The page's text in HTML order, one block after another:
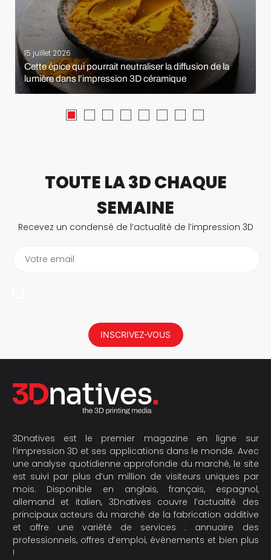
15 juillet 2026
Cette épice qui pourrait neutraliser la diffusion de la
lumière dans l’impression 3D céramique
TOUTE LA 3D CHAQUE
SEMAINE
Recevez un condensé de l’actualité de l’impression 3D
Votre email
INSCRIVEZ-VOUS
3Dnatives est le premier magazine en ligne sur
l’impression 3D et ses applications dans le monde. Avec
une analyse quotidienne approfondie du marché, le site
est suivi par plus d’un million de visiteurs uniques par
mois. Disponible en anglais, français, espagnol,
allemand et italien, 3Dnatives couvre l’actualité des
principaux acteurs du marché de la fabrication additive
et offre une variété de services : annuaire des
professionnels, offres d’emploi, évènements et bien plus
!